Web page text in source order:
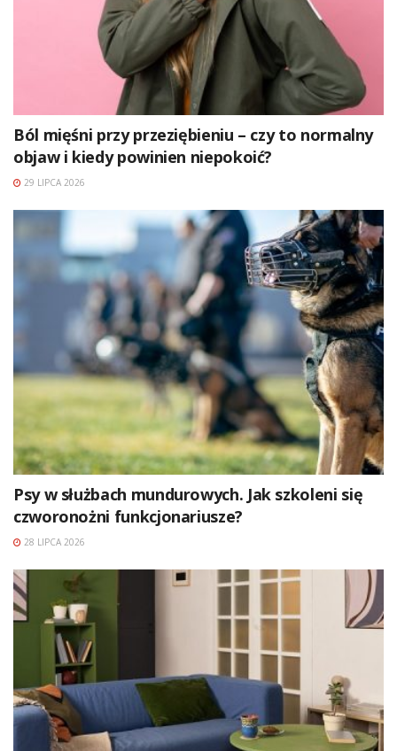
Ból mięśni przy przeziębieniu – czy to normalny
objaw i kiedy powinien niepokoić?
29 LIPCA 2026
Psy w służbach mundurowych. Jak szkoleni się
czworonożni funkcjonariusze?
28 LIPCA 2026